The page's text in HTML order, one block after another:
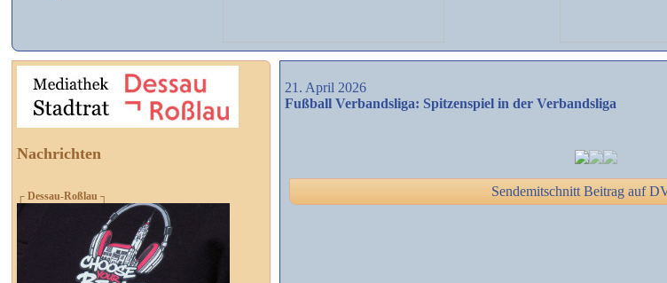
Nachrichten
┌ Dessau-Roßlau ┐
21. April 2026
Fußball Verbandsliga: Spitzenspiel in der Verbandsliga
Sendemitschnitt Beitrag auf